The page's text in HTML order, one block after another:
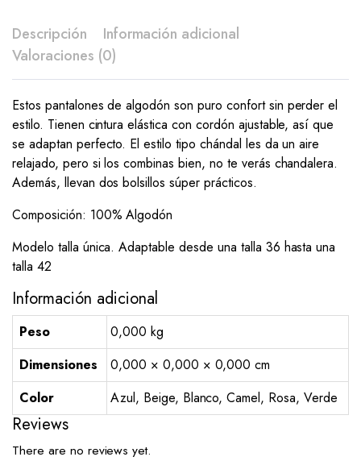
Descripción
Información adicional
Valoraciones (0)
Estos pantalones de algodón son puro confort sin perder el
estilo. Tienen cintura elástica con cordón ajustable, así que
se adaptan perfecto. El estilo tipo chándal les da un aire
relajado, pero si los combinas bien, no te verás chandalera.
Además, llevan dos bolsillos súper prácticos.
Composición: 100% Algodón
Modelo talla única. Adaptable desde una talla 36 hasta una
talla 42
Información adicional
Peso
0,000 kg
Dimensiones
0,000 × 0,000 × 0,000 cm
Color
Azul, Beige, Blanco, Camel, Rosa, Verde
Reviews
There are no reviews yet.